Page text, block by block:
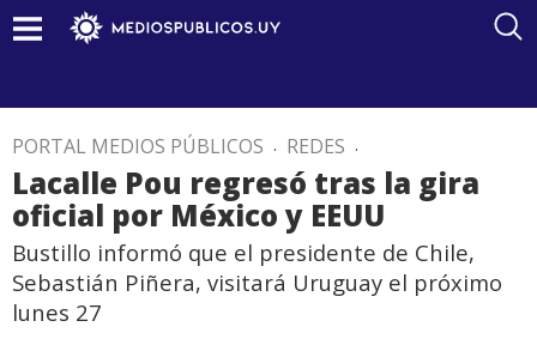
PORTAL MEDIOS PÚBLICOS . REDES .
Lacalle Pou regresó tras la gira
oficial por México y EEUU
Bustillo informó que el presidente de Chile,
Sebastián Piñera, visitará Uruguay el próximo
lunes 27